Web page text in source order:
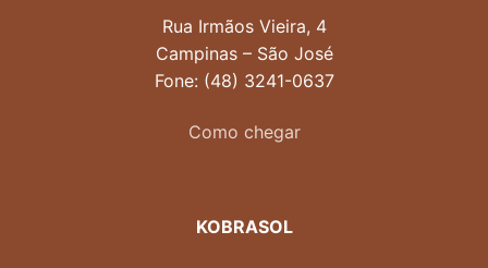
Rua Irmãos Vieira, 4
Campinas – São José
Fone: (48) 3241-0637
Como chegar
KOBRASOL